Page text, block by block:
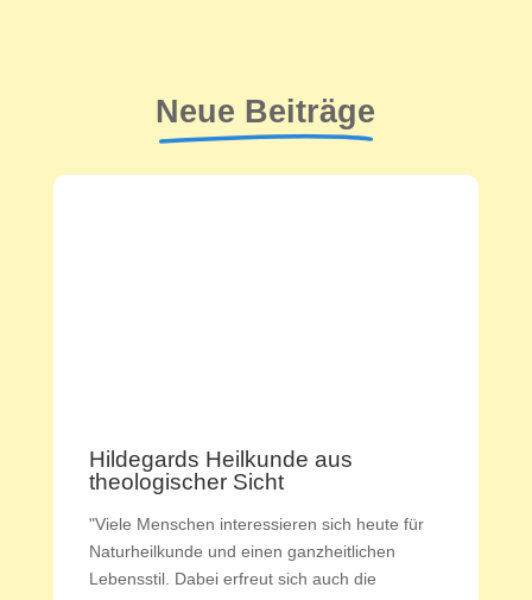
Neue Beiträge
Hildegards Heilkunde aus
theologischer Sicht
"Viele Menschen interessieren sich heute für
Naturheilkunde und einen ganzheitlichen
Lebensstil. Dabei erfreut sich auch die